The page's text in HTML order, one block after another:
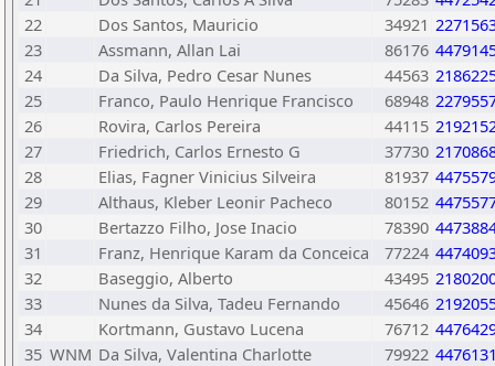
22
Dos Santos, Mauricio 34921
23
Assmann, Allan Lai 86176
24
Da Silva, Pedro Cesar Nunes 44563
25
Franco, Paulo Henrique Francisco 68948
26
Rovira, Carlos Pereira 44115
27
Friedrich, Carlos Ernesto G 37730
28
Elias, Fagner Vinicius Silveira 81937
29
Althaus, Kleber Leonir Pacheco 80152
30
Bertazzo Filho, Jose Inacio 78390
31
Franz, Henrique Karam da Conceica 77224
32
Baseggio, Alberto 43495
33
Nunes da Silva, Tadeu Fernando 45646
34
Kortmann, Gustavo Lucena 76712
35 WNM Da Silva, Valentina Charlotte 79922